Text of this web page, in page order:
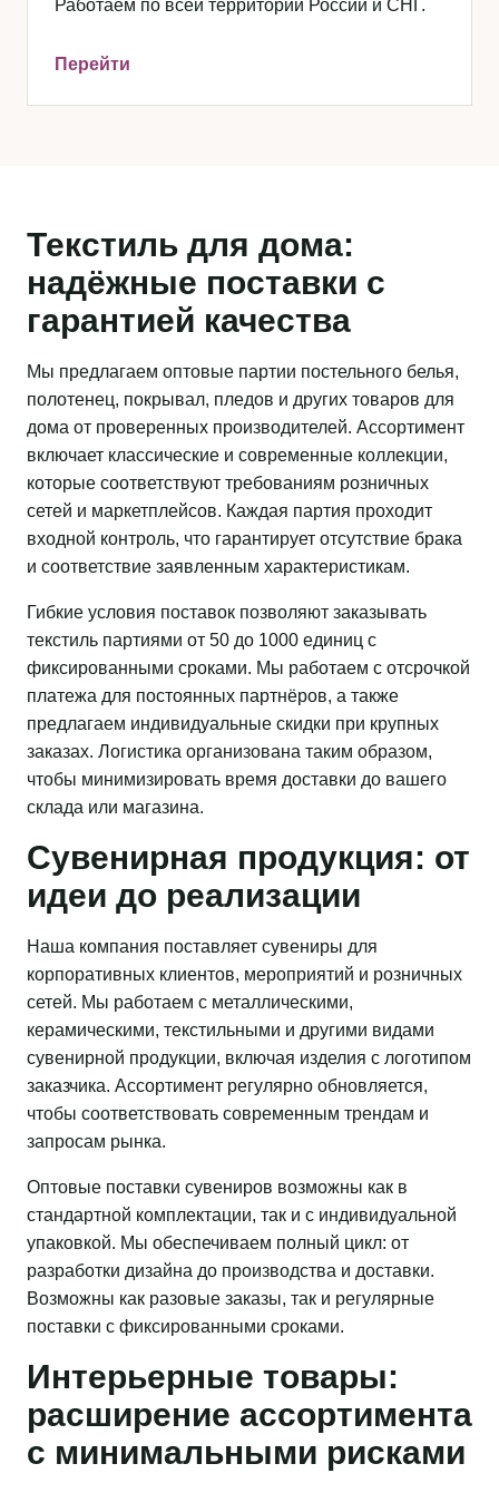
Работаем по всей территории России и СНГ.
Перейти
Текстиль для дома:
надёжные поставки с
гарантией качества
Мы предлагаем оптовые партии постельного белья,
полотенец, покрывал, пледов и других товаров для
дома от проверенных производителей. Ассортимент
включает классические и современные коллекции,
которые соответствуют требованиям розничных
сетей и маркетплейсов. Каждая партия проходит
входной контроль, что гарантирует отсутствие брака
и соответствие заявленным характеристикам.
Гибкие условия поставок позволяют заказывать
текстиль партиями от 50 до 1000 единиц с
фиксированными сроками. Мы работаем с отсрочкой
платежа для постоянных партнёров, а также
предлагаем индивидуальные скидки при крупных
заказах. Логистика организована таким образом,
чтобы минимизировать время доставки до вашего
склада или магазина.
Сувенирная продукция: от
идеи до реализации
Наша компания поставляет сувениры для
корпоративных клиентов, мероприятий и розничных
сетей. Мы работаем с металлическими,
керамическими, текстильными и другими видами
сувенирной продукции, включая изделия с логотипом
заказчика. Ассортимент регулярно обновляется,
чтобы соответствовать современным трендам и
запросам рынка.
Оптовые поставки сувениров возможны как в
стандартной комплектации, так и с индивидуальной
упаковкой. Мы обеспечиваем полный цикл: от
разработки дизайна до производства и доставки.
Возможны как разовые заказы, так и регулярные
поставки с фиксированными сроками.
Интерьерные товары:
расширение ассортимента
с минимальными рисками